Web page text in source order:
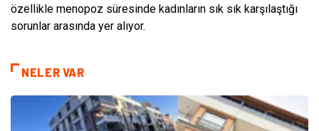
özellikle menopoz süresinde kadınların sık sık karşılaştığı
sorunlar arasında yer alıyor.
NELER VAR